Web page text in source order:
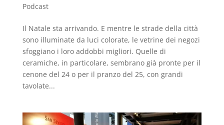
Podcast
Il Natale sta arrivando. E mentre le strade della città
sono illuminate da luci colorate, le vetrine dei negozi
sfoggiano i loro addobbi migliori. Quelle di
ceramiche, in particolare, sembrano già pronte per il
cenone del 24 o per il pranzo del 25, con grandi
tavolate...